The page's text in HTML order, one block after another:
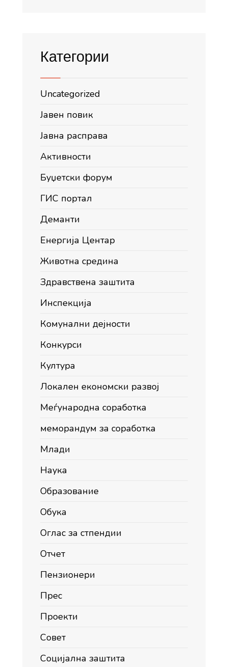
Категории
Uncategorized
Јавен повик
Јавна расправа
Активности
Буџетски форум
ГИС портал
Деманти
Енергија Центар
Животна средина
Здравствена заштита
Инспекција
Комунални дејности
Конкурси
Култура
Локален економски развој
Меѓународна соработка
меморандум за соработка
Млади
Наука
Образование
Обука
Оглас за стпендии
Отчет
Пензионери
Прес
Проекти
Совет
Социјална заштита